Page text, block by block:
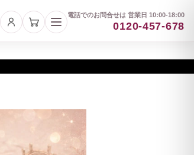
電話でのお問合せは 営業日 10:00-18:00
0120-457-678